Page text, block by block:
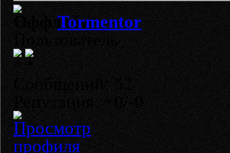
Tormentor
Пользователь
Сообщений: 52
Репутация: +0/-0